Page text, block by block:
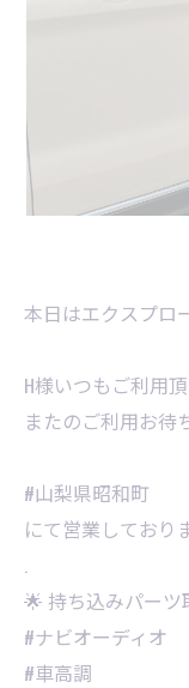
本日はエクスプロ
H様いつもご利用
またのご利用お待
#山梨県昭和町
にて営業しており
🌟 持ち込みパーツ
#ナビオーディオ
#車高調